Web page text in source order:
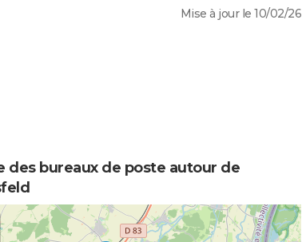
Mise à jour le 10/02/26
des bureaux de poste autour de